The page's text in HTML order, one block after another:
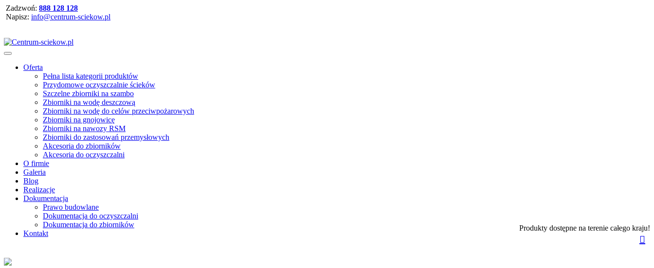
Zadzwoń: 888 128 128
Napisz: info@centrum-sciekow.pl
Oferta
Pełna lista kategorii produktów
Przydomowe oczyszczalnie ścieków
Szczelne zbiorniki na szambo
Zbiorniki na wodę deszczową
Zbiorniki na wodę do celów przeciwpożarowych
Zbiorniki na gnojowicę
Zbiorniki na nawozy RSM
Zbiorniki do zastosowań przemysłowych
Akcesoria do zbiorników
Akcesoria do oczyszczalni
O firmie
Galeria
Blog
Realizacje
Dokumentacja
Prawo budowlane
Dokumentacja do oczyszczalni
Dokumentacja do zbiorników
Kontakt
Produkty dostępne na terenie całego kraju!